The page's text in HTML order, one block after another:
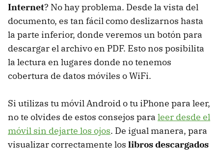
Internet? No hay problema. Desde la vista del
documento, es tan fácil como deslizarnos hasta
la parte inferior, donde veremos un botón para
descargar el archivo en PDF. Esto nos posibilita
la lectura en lugares donde no tenemos
cobertura de datos móviles o WiFi.
Si utilizas tu móvil Android o tu iPhone para leer,
no te olvides de estos consejos para leer desde el
móvil sin dejarte los ojos. De igual manera, para
visualizar correctamente los libros descargados